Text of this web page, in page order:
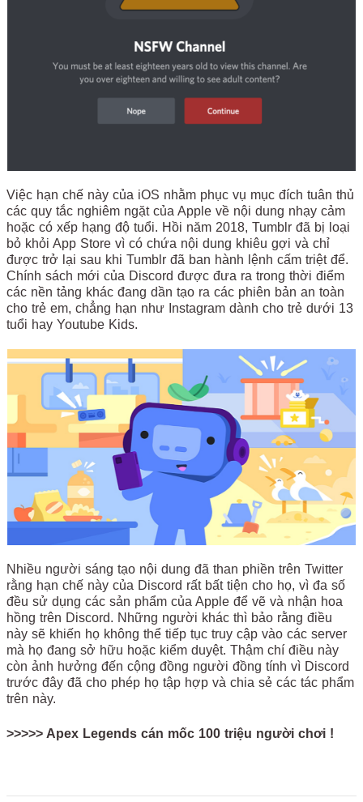
Việc hạn chế này của iOS nhằm phục vụ mục đích tuân thủ
các quy tắc nghiêm ngặt của Apple về nội dung nhạy cảm
hoặc có xếp hạng độ tuổi. Hồi năm 2018, Tumblr đã bị loại
bỏ khỏi App Store vì có chứa nội dung khiêu gợi và chỉ
được trở lại sau khi Tumblr đã ban hành lệnh cấm triệt để.
Chính sách mới của Discord được đưa ra trong thời điểm
các nền tảng khác đang dần tạo ra các phiên bản an toàn
cho trẻ em, chẳng hạn như Instagram dành cho trẻ dưới 13
tuổi hay Youtube Kids.
Nhiều người sáng tạo nội dung đã than phiền trên Twitter
rằng hạn chế này của Discord rất bất tiện cho họ, vì đa số
đều sử dụng các sản phẩm của Apple để vẽ và nhận hoa
hồng trên Discord. Những người khác thì bảo rằng điều
này sẽ khiến họ không thể tiếp tục truy cập vào các server
mà họ đang sở hữu hoặc kiểm duyệt. Thậm chí điều này
còn ảnh hưởng đến cộng đồng người đồng tính vì Discord
trước đây đã cho phép họ tập hợp và chia sẻ các tác phẩm
trên này.
>>>>> Apex Legends cán mốc 100 triệu người chơi !